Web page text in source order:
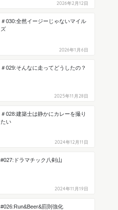
2026年2月12日
＃030:全然イージーじゃないマイル
ズ
2026年1月6日
＃029:そんなに走ってどうしたの？
2025年11月28日
＃028:建築士は静かにカレーを撮り
たい
2024年12月11日
#027:ドラマチック八剣山
2024年11月19日
#026:Run&Beer&罰則強化